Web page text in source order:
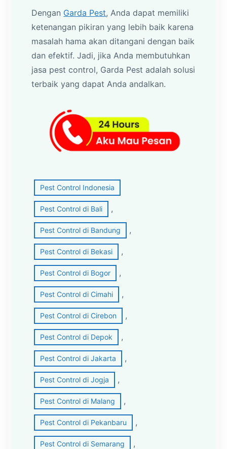
Dengan Garda Pest, Anda dapat memiliki
ketenangan pikiran yang lebih baik karena
masalah hama akan ditangani dengan baik
dan efektif. Jadi, jika Anda membutuhkan
jasa pest control, Garda Pest adalah solusi
terbaik yang dapat Anda andalkan.
Pest Control Indonesia
Pest Control di Bali ,
Pest Control di Bandung ,
Pest Control di Bekasi ,
Pest Control di Bogor ,
Pest Control di Cimahi ,
Pest Control di Cirebon ,
Pest Control di Depok ,
Pest Control di Jakarta ,
Pest Control di Jogja ,
Pest Control di Malang ,
Pest Control di Pekanbaru ,
Pest Control di Semarang ,